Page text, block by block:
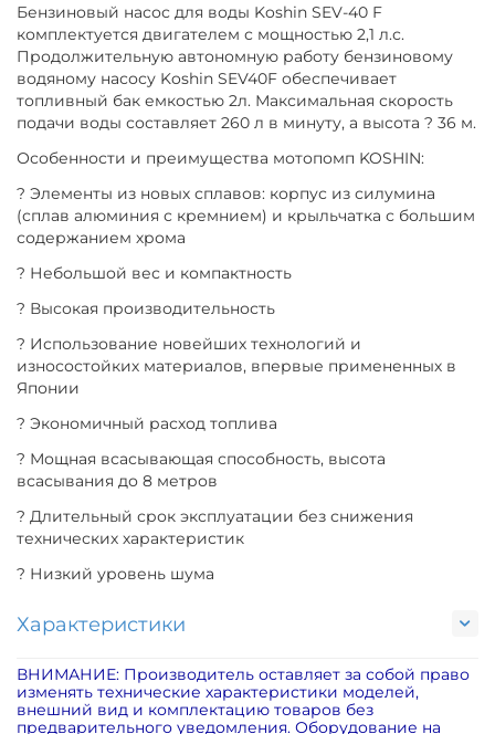
Бензиновый насос для воды Koshin SEV-40 F
комплектуется двигателем с мощностью 2,1 л.с.
Продолжительную автономную работу бензиновому
водяному насосу Koshin SEV40F обеспечивает
топливный бак емкостью 2л. Максимальная скорость
подачи воды составляет 260 л в минуту, а высота ? 36 м.
Особенности и преимущества мотопомп KOSHIN:
? Элементы из новых сплавов: корпус из силумина
(сплав алюминия с кремнием) и крыльчатка с большим
содержанием хрома
? Небольшой вес и компактность
? Высокая производительность
? Использование новейших технологий и
износостойких материалов, впервые примененных в
Японии
? Экономичный расход топлива
? Мощная всасывающая способность, высота
всасывания до 8 метров
? Длительный срок эксплуатации без снижения
технических характеристик
? Низкий уровень шума
Характеристики
ВНИМАНИЕ: Производитель оставляет за собой право
изменять технические характеристики моделей,
внешний вид и комплектацию товаров без
предварительного уведомления. Оборудование на